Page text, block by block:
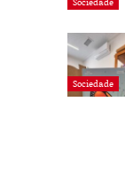
Sociedade